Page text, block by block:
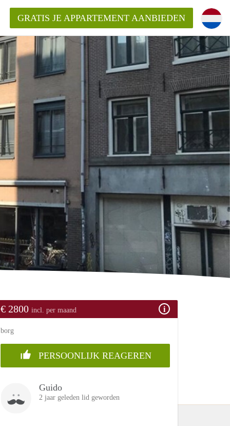
die voor mij als huurder in
appartement in Amsterdam?
van een huur appartement?
in Amsterdam?
GRATIS JE APPARTEMENT AANBIEDEN
€ 2800 incl. per maand
borg
PERSOONLIJK REAGEREN
Guido
2 jaar geleden lid geworden